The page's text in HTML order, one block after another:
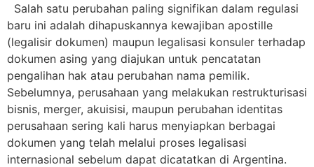
Salah satu perubahan paling signifikan dalam regulasi
baru ini adalah dihapuskannya kewajiban apostille
(legalisir dokumen) maupun legalisasi konsuler terhadap
dokumen asing yang diajukan untuk pencatatan
pengalihan hak atau perubahan nama pemilik.
Sebelumnya, perusahaan yang melakukan restrukturisasi
bisnis, merger, akuisisi, maupun perubahan identitas
perusahaan sering kali harus menyiapkan berbagai
dokumen yang telah melalui proses legalisasi
internasional sebelum dapat dicatatkan di Argentina.